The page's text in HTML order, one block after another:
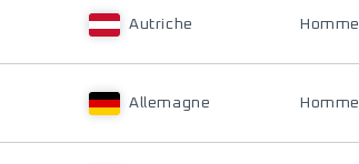
Autriche Homme
Allemagne Homme